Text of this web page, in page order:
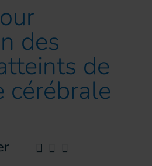
des
de
cérébrale